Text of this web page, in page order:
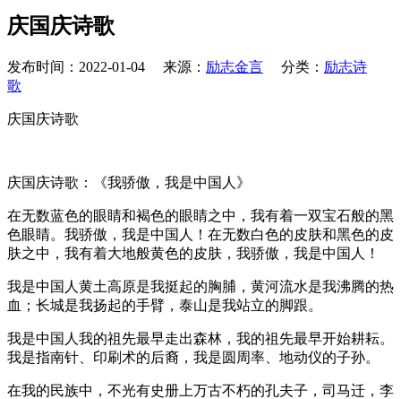
庆国庆诗歌
发布时间：2022-01-04 来源： 励志金言 分类： 励志诗
歌
庆国庆诗歌
庆国庆诗歌：《我骄傲，我是中国人》
在无数蓝色的眼睛和褐色的眼睛之中，我有着一双宝石般的黑
色眼睛。我骄傲，我是中国人！在无数白色的皮肤和黑色的皮
肤之中，我有着大地般黄色的皮肤，我骄傲，我是中国人！
我是中国人黄土高原是我挺起的胸脯，黄河流水是我沸腾的热
血；长城是我扬起的手臂，泰山是我站立的脚跟。
我是中国人我的祖先最早走出森林，我的祖先最早开始耕耘。
我是指南针、印刷术的后裔，我是圆周率、地动仪的子孙。
在我的民族中，不光有史册上万古不朽的孔夫子，司马迁，李